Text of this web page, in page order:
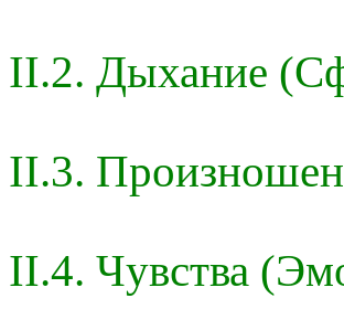
II.2. Дыхание
II.3.
II.4. Чувства